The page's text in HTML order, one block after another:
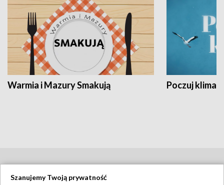
Warmia i Mazury Smakują Poczuj klimat
BIAŁYSTOK / BYDGOSZCZ
Szanujemy Twoją prywatność